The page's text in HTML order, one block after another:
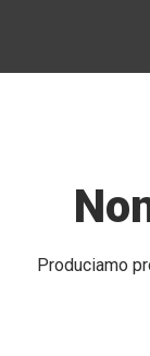
Produciamo